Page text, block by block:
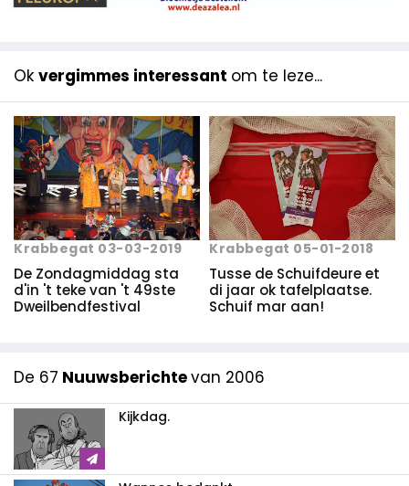
Ok vergimmes interessant om te leze...
Krabbegat 03-03-2019
De Zondagmiddag sta
d'in 't teke van 't 49ste
Dweilbendfestival
Krabbegat 05-01-2018
Tusse de Schuifdeure et
di jaar ok tafelplaatse.
Schuif mar aan!
De 67 Nuuwsberichtevan 2006
Kijkdag.